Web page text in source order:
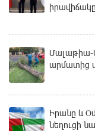
իրավիճակը
Մալաթիա-
արմատից
Իրանը և
նեղուցի